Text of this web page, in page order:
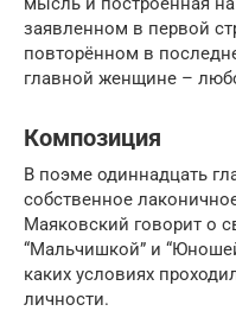
заявленном в первой
повторённом в
главной женщине –
Композиция
В поэме одиннадцать
собственное
Маяковский говорит о
“Мальчишкой” и
каких условиях
личности.